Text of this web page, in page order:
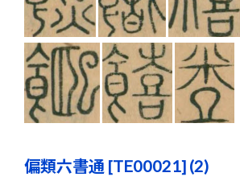
偏類六書通 [TE00021] (2)